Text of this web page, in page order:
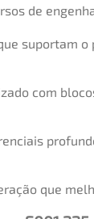
de
suportam
com
que